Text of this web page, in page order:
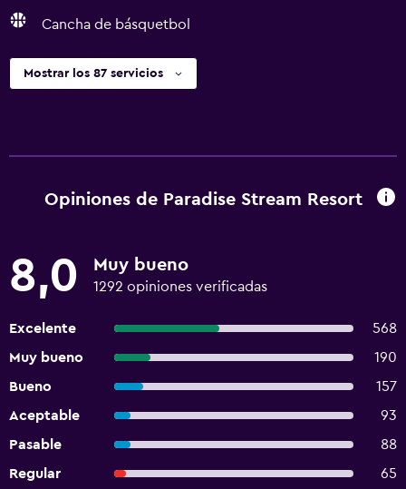
Cancha de básquetbol
Mostrar los 87 servicios
Opiniones de Paradise Stream Resort
8,0 Muy bueno
1292 opiniones verificadas
Excelente
568
Muy bueno
190
Bueno
157
Aceptable
93
Pasable
88
Regular
65